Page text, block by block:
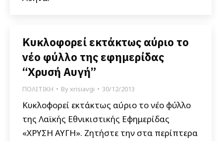
Κυκλοφορεί εκτάκτως αύριο το
νέο φύλλο της εφημερίδας
“Χρυσή Αυγή”
ΠΟΛΙΤΙΚΗ Byxrisiavgi 30/12/2013
Κυκλοφορεί εκτάκτως αύριο το νέο φύλλο
της Λαϊκής Εθνικιστικής Εφημερίδας
«ΧΡΥΣΗ ΑΥΓΗ». Ζητήστε την στα περίπτερα